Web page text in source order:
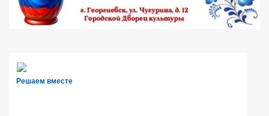
Решаем вместе